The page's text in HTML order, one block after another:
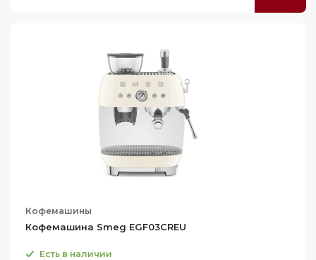
Кофемашины
Кофемашина Smeg EGF03CREU
Есть в наличии